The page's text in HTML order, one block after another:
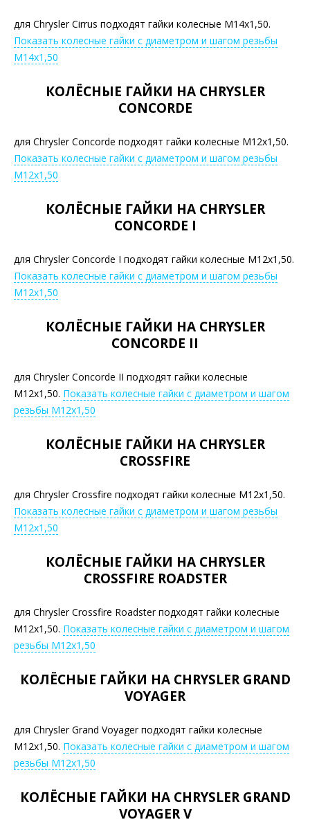
для Chrysler Cirrus подходят гайки колесные М14х1,50.
Показать колесные гайки с диаметром и шагом резьбы
М14х1,50
КОЛЁСНЫЕ ГАЙКИ НА CHRYSLER
CONCORDE
для Chrysler Concorde подходят гайки колесные М12х1,50.
Показать колесные гайки с диаметром и шагом резьбы
М12х1,50
КОЛЁСНЫЕ ГАЙКИ НА CHRYSLER
CONCORDE I
для Chrysler Concorde I подходят гайки колесные М12х1,50.
Показать колесные гайки с диаметром и шагом резьбы
М12х1,50
КОЛЁСНЫЕ ГАЙКИ НА CHRYSLER
CONCORDE II
для Chrysler Concorde II подходят гайки колесные
М12х1,50. Показать колесные гайки с диаметром и шагом
резьбы М12х1,50
КОЛЁСНЫЕ ГАЙКИ НА CHRYSLER
CROSSFIRE
для Chrysler Crossfire подходят гайки колесные М12х1,50.
Показать колесные гайки с диаметром и шагом резьбы
М12х1,50
КОЛЁСНЫЕ ГАЙКИ НА CHRYSLER
CROSSFIRE ROADSTER
для Chrysler Crossfire Roadster подходят гайки колесные
М12х1,50. Показать колесные гайки с диаметром и шагом
резьбы М12х1,50
КОЛЁСНЫЕ ГАЙКИ НА CHRYSLER GRAND
VOYAGER
для Chrysler Grand Voyager подходят гайки колесные
М12х1,50. Показать колесные гайки с диаметром и шагом
резьбы М12х1,50
КОЛЁСНЫЕ ГАЙКИ НА CHRYSLER GRAND
VOYAGER V